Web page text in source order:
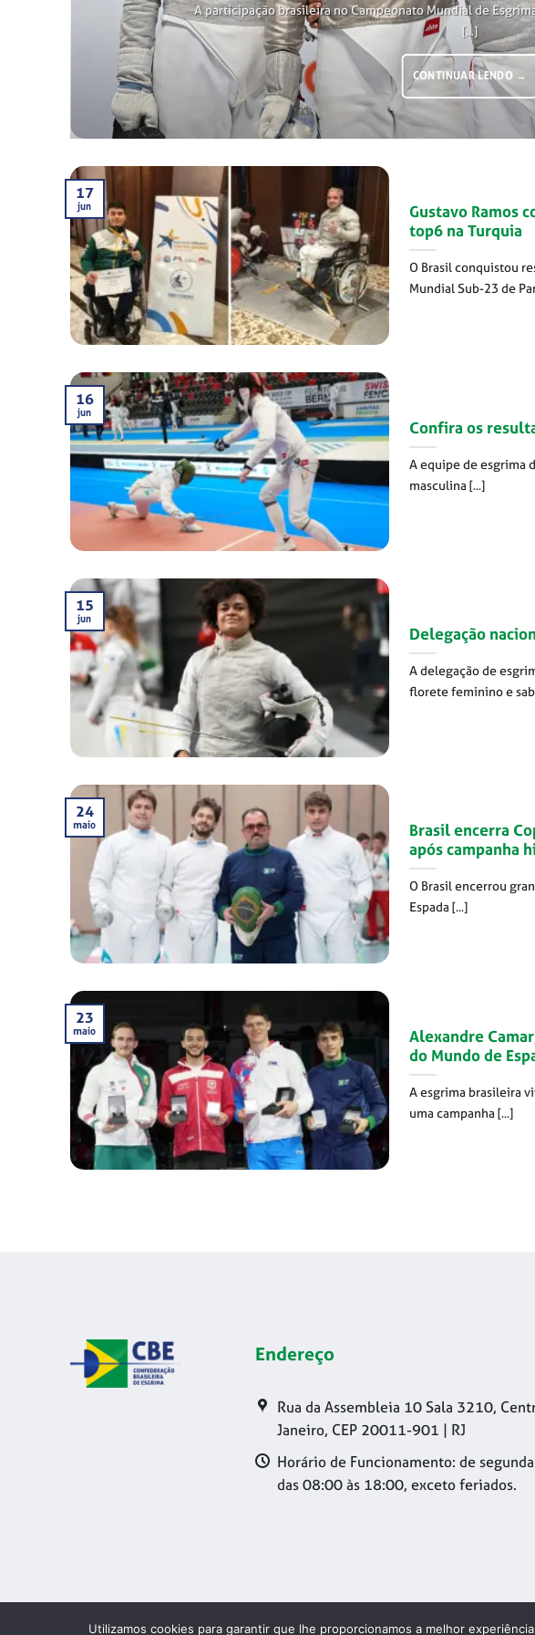
A participação brasileira no Campeonato Mundial de
[...]
CONTINUAR LENDO →
Gustavo Ramos
top6 na Turquia
O Brasil conquistou
Mundial Sub-23 de
17
jun
Confira os
A equipe de esgrima
masculina [...]
16
jun
Delegação
A delegação de
florete feminino e
15
jun
Brasil encerra
após campanha
O Brasil encerrou
Espada [...]
24
maio
Alexandre
do Mundo de
A esgrima brasileira
uma campanha [...]
23
maio
Endereço
Rua da Assembleia 10 Sala 3210,
Janeiro, CEP 20011-901 | RJ
Horário de Funcionamento: de
das 08:00 às 18:00, exceto feriados.
Utilizamos cookies para garantir que lhe proporcionamos a melhor